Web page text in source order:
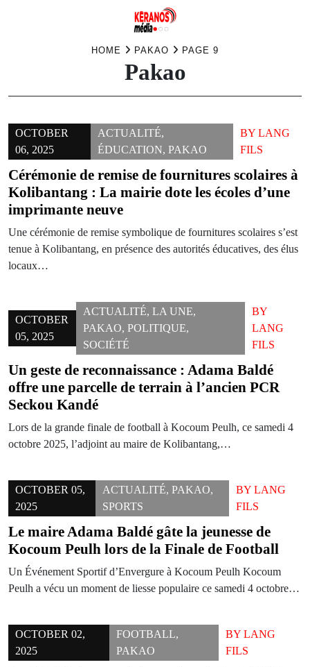
HOME PAKAO PAGE 9
Pakao
OCTOBER
06, 2025
ACTUALITÉ,
ÉDUCATION, PAKAO
BYLANG
FILS
Cérémonie de remise de fournitures scolaires à
Kolibantang : La mairie dote les écoles d’une
imprimante neuve
Une cérémonie de remise symbolique de fournitures scolaires s’est
tenue à Kolibantang, en présence des autorités éducatives, des élus
locaux…
OCTOBER
05, 2025
ACTUALITÉ,LA UNE,
PAKAO,POLITIQUE,
SOCIÉTÉ
BY
LANG
FILS
Un geste de reconnaissance : Adama Baldé
offre une parcelle de terrain à l’ancien PCR
Seckou Kandé
Lors de la grande finale de football à Kocoum Peulh, ce samedi 4
octobre 2025, l’adjoint au maire de Kolibantang,…
OCTOBER 05,
2025
ACTUALITÉ,PAKAO,
SPORTS
BYLANG
FILS
Le maire Adama Baldé gâte la jeunesse de
Kocoum Peulh lors de la Finale de Football
Un Événement Sportif d’Envergure à Kocoum Peulh Kocoum
Peulh a vécu un moment de liesse populaire ce samedi 4 octobre…
OCTOBER 02,
2025
FOOTBALL,
PAKAO
BY LANG
FILS